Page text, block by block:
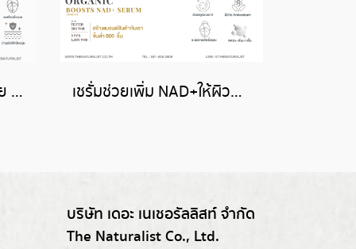
มัลติบาล์มลดเลือนริ้วรอย - Organic Juvenile Muiti Stick Balm เชรั่มช่วยเพิ่ม NAD+ให้ผิวสวย - Organic Boosts NAD+ Serum
บริษัท เดอะ เนเชอรัลลิสท์ จำกัด
The Naturalist Co., Ltd.